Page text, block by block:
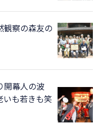
察の森友の
開幕人の波
も若きも笑